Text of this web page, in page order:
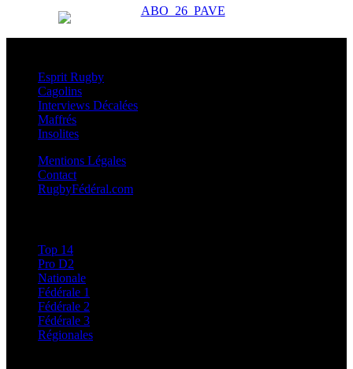
Esprit Rugby
Cagolins
Interviews Décalées
Maffrés
Insolites
Mentions Légales
Contact
RugbyFédéral.com
Top 14
Pro D2
Nationale
Fédérale 1
Fédérale 2
Fédérale 3
Régionales